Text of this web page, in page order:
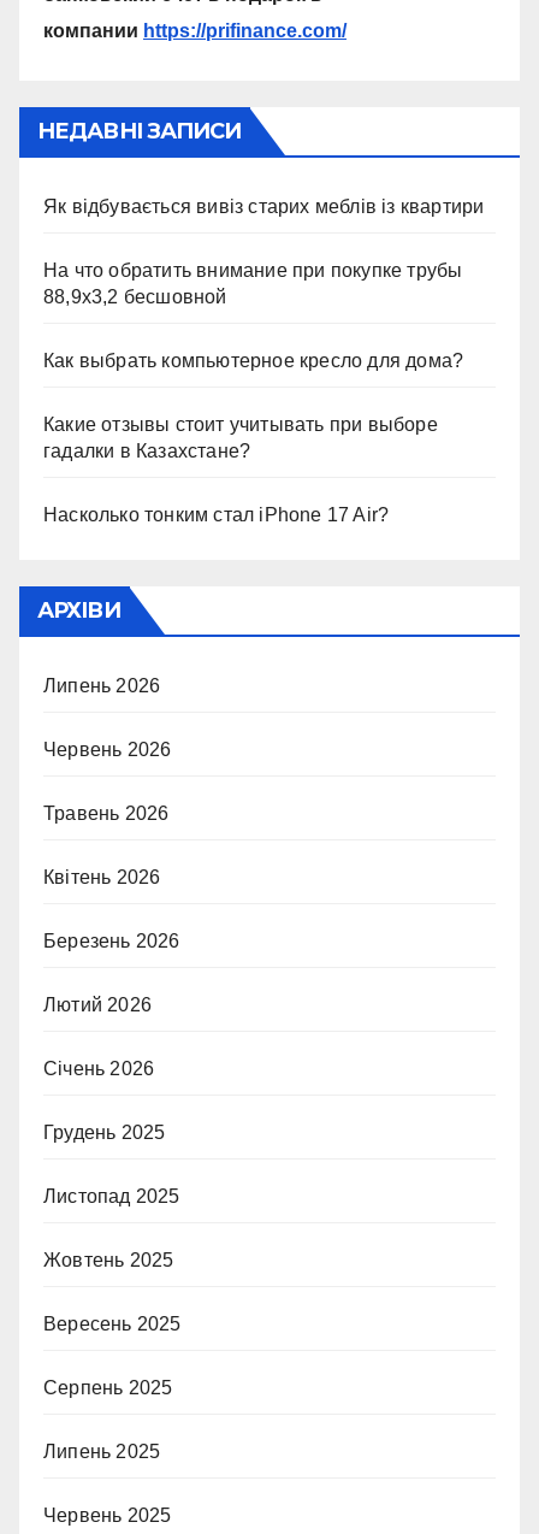
компании https://prifinance.com/
НЕДАВНІ ЗАПИСИ
Як відбувається вивіз старих меблів із квартири
На что обратить внимание при покупке трубы
88,9х3,2 бесшовной
Как выбрать компьютерное кресло для дома?
Какие отзывы стоит учитывать при выборе
гадалки в Казахстане?
Насколько тонким стал iPhone 17 Air?
АРХІВИ
Липень 2026
Червень 2026
Травень 2026
Квітень 2026
Березень 2026
Лютий 2026
Січень 2026
Грудень 2025
Листопад 2025
Жовтень 2025
Вересень 2025
Серпень 2025
Липень 2025
Червень 2025